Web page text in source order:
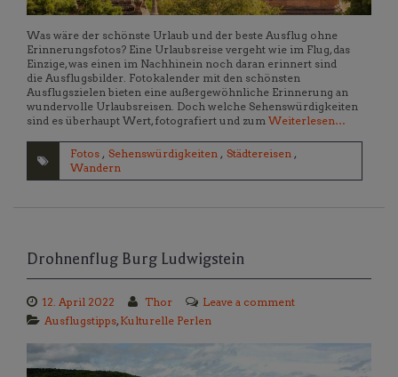
Was wäre der schönste Urlaub und der beste Ausflug ohne
Erinnerungsfotos? Eine Urlaubsreise vergeht wie im Flug, das
Einzige, was einen im Nachhinein noch daran erinnert sind
die Ausflugsbilder. Fotokalender mit den schönsten
Ausflugszielen bieten eine außergewöhnliche Erinnerung an
wundervolle Urlaubsreisen. Doch welche Sehenswürdigkeiten
sind es überhaupt Wert, fotografiert und zum Weiterlesen…
Fotos , Sehenswürdigkeiten , Städtereisen ,
Wandern
Drohnenflug Burg Ludwigstein
12. April 2022 Thor
Leave a comment
Ausflugstipps, Kulturelle Perlen